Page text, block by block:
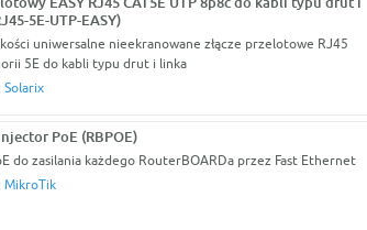
5E-UTP-EASY)
uniwersalne nieekranowane złącze przelotowe RJ45
5E do kabli typu drut i linka
Solarix
PoE (RBPOE)
do zasilania każdego RouterBOARDa przez Fast Ethernet
MikroTik